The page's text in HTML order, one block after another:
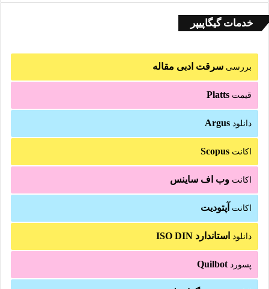
خدمات گیگاپیپر
بررسی سرقت ادبی مقاله
قیمت Platts
دانلود Argus
اکانت Scopus
اکانت وب اف ساینس
اکانت آپتودیت
دانلود استاندارد ISO DIN
پسورد Quilbot